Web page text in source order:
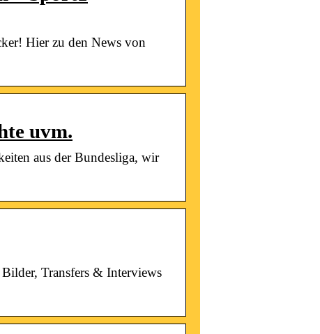
Hier zu den News von
uvm.
aus der Bundesliga, wir
Transfers & Interviews